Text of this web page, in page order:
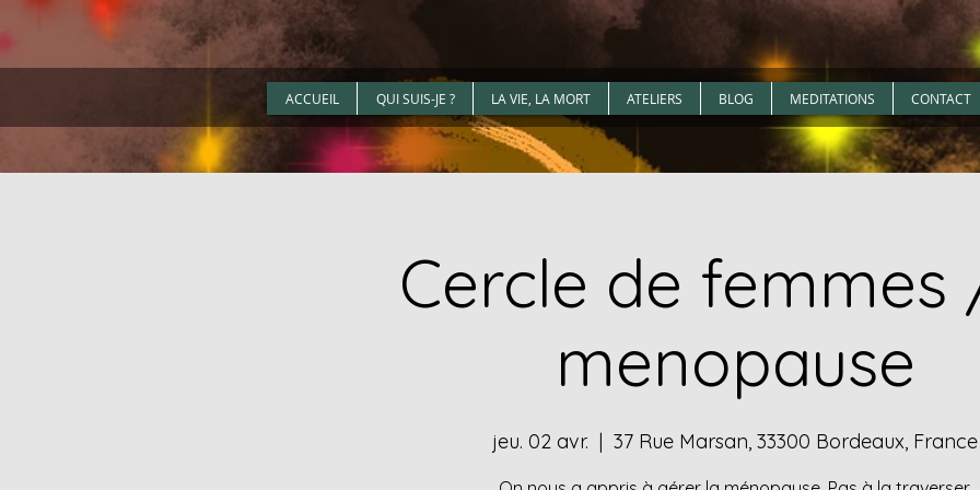
ACCUEIL QUI SUIS-JE ? LA VIE, LA MORT ATELIERS BLOG MEDITATIONS CONTACT
Cercle de femmes
menopause
jeu. 02 avr.
  |
37 Rue Marsan, 33300 Bordeaux, France